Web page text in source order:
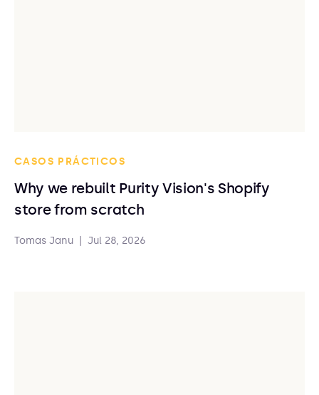
CASOS PRÁCTICOS
Why we rebuilt Purity Vision's Shopify
store from scratch
Tomas Janu Jul 28, 2026